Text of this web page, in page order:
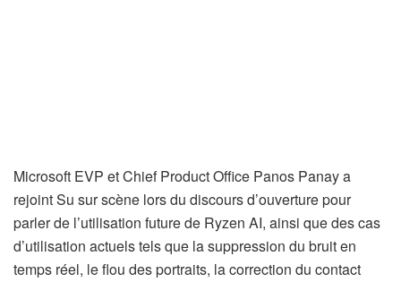
Microsoft EVP et Chief Product Office Panos Panay a
rejoint Su sur scène lors du discours d’ouverture pour
parler de l’utilisation future de Ryzen AI, ainsi que des cas
d’utilisation actuels tels que la suppression du bruit en
temps réel, le flou des portraits, la correction du contact